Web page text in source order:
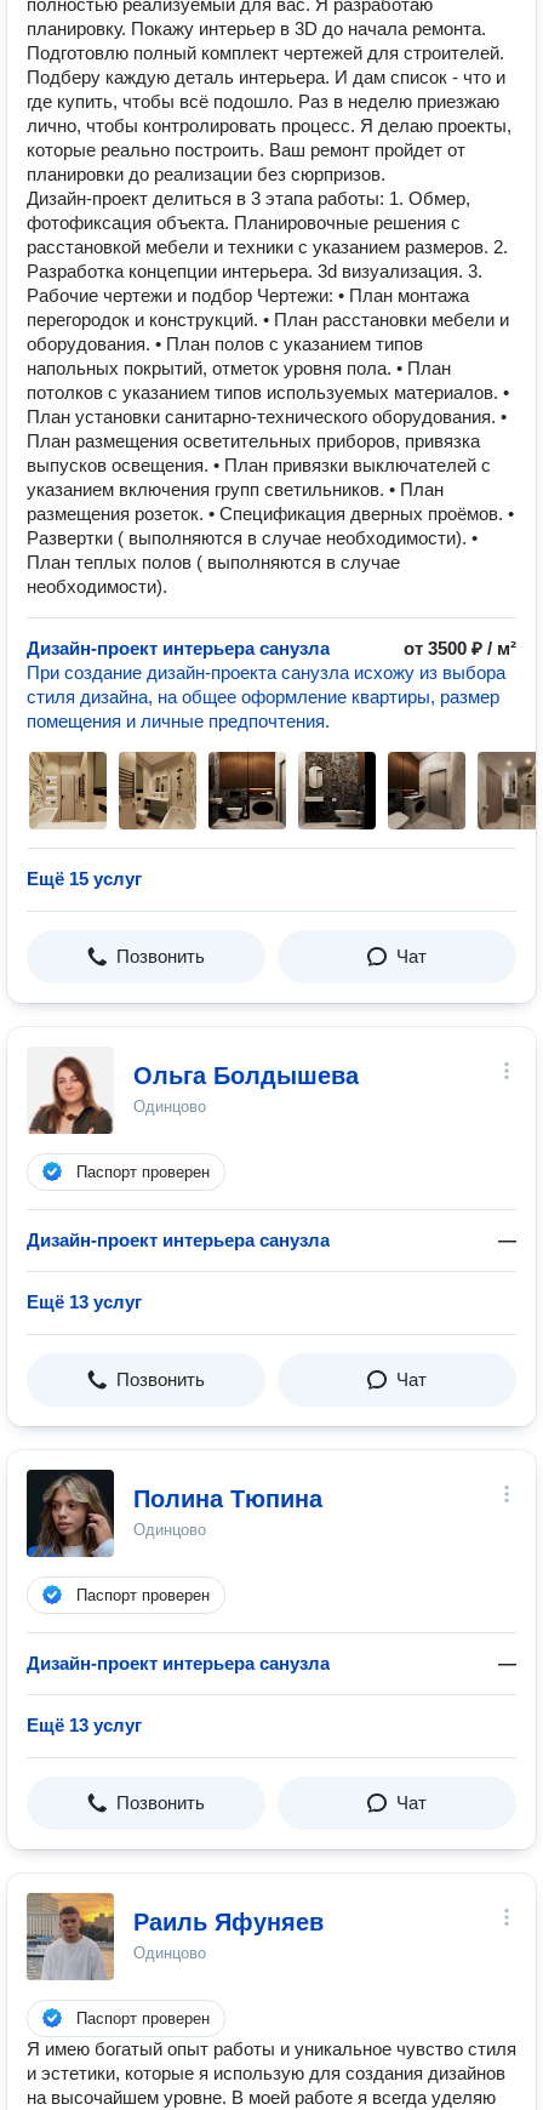
полностью реализуемый для вас. Я разработаю
планировку. Покажу интерьер в 3D до начала ремонта.
Подготовлю полный комплект чертежей для строителей.
Подберу каждую деталь интерьера. И дам список - что и
где купить, чтобы всё подошло. Раз в неделю приезжаю
лично, чтобы контролировать процесс. Я делаю проекты,
которые реально построить. Ваш ремонт пройдет от
планировки до реализации без сюрпризов.
Дизайн-проект делиться в 3 этапа работы: 1. Обмер,
фотофиксация объекта. Планировочные решения с
расстановкой мебели и техники с указанием размеров. 2.
Разработка концепции интерьера. 3d визуализация. 3.
Рабочие чертежи и подбор Чертежи: • План монтажа
перегородок и конструкций. • План расстановки мебели и
оборудования. • План полов с указанием типов
напольных покрытий, отметок уровня пола. • План
потолков с указанием типов используемых материалов. •
План установки санитарно-технического оборудования. •
План размещения осветительных приборов, привязка
выпусков освещения. • План привязки выключателей с
указанием включения групп светильников. • План
размещения розеток. • Спецификация дверных проёмов. •
Развертки ( выполняются в случае необходимости). •
План теплых полов ( выполняются в случае
необходимости).
Дизайн-проект интерьера санузла
от 3500 ₽ / м²
При создание дизайн-проекта санузла исхожу из выбора
стиля дизайна, на общее оформление квартиры, размер
помещения и личные предпочтения.
Ещё 15 услуг
Позвонить Чат
Ольга Болдышева
Одинцово
Паспорт проверен
Дизайн-проект интерьера санузла —
Ещё 13 услуг
Позвонить Чат
Полина Тюпина
Одинцово
Паспорт проверен
Дизайн-проект интерьера санузла —
Ещё 13 услуг
Позвонить Чат
Раиль Яфуняев
Одинцово
Паспорт проверен
Я имею богатый опыт работы и уникальное чувство стиля
и эстетики, которые я использую для создания дизайнов
на высочайшем уровне. В моей работе я всегда уделяю